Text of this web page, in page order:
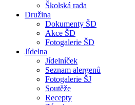
Školská rada
Družina
Dokumenty ŠD
Akce ŠD
Fotogalerie ŠD
Jídelna
Jídelníček
Seznam alergenů
Fotogalerie ŠJ
Soutěže
Recepty